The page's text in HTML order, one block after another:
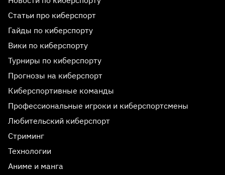
Статьи про киберспорт
Гайды по киберспорту
Вики по киберспорту
Турниры по киберспорту
Прогнозы на киберспорт
Киберспортивные команды
Профессиональные игроки и киберспортсмены
Любительский киберспорт
Стриминг
Технологии
Аниме и манга